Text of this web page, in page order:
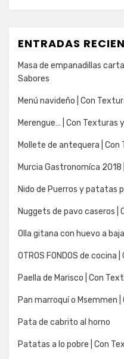
ENTRADAS
Masa de empanadillas
Sabores
Menú navideño | Con
Merengue… | Con Texturas
Mollete de antequera | Con
Murcia Gastronomíca
Nido de Puerros y patatas
Nuggets de pavo caseros |
Olla gitana con huevo a
OTROS FONDOS de cocina
Paella de Marisco | Con
Pan marroquí o Msemmen
Pata de cabrito al horno
Patatas a lo pobre | Con